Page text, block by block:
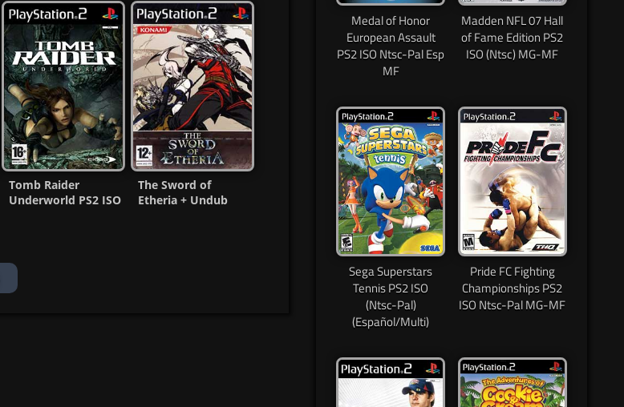
Tomb Raider
Underworld PS2 ISO
The Sword of
Etheria + Undub
Medal of Honor
European Assault
PS2 ISO Ntsc-Pal Esp
MF
Madden NFL 07 Hall
of Fame Edition PS2
ISO (Ntsc) MG-MF
Sega Superstars
Tennis PS2 ISO
(Ntsc-Pal)
(Español/Multi)
Pride FC Fighting
Championships PS2
ISO Ntsc-Pal MG-MF